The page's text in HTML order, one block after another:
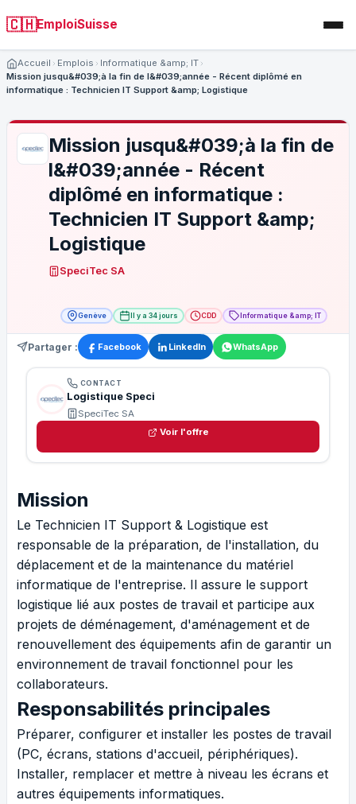
🇨🇭EmploiSuisse
Accueil Emplois
Informatique &amp; IT
Mission jusqu&#039;à la fin de l&#039;année - Récent diplômé en
informatique : Technicien IT Support &amp; Logistique
Mission jusqu&#039;à la fin de
l&#039;année - Récent
diplômé en informatique :
Technicien IT Support &amp;
Logistique
SpeciTec SA
Genève Il y a 34 jours CDD Informatique &amp; IT
Partager : Facebook LinkedIn WhatsApp
CONTACT
Logistique Speci
SpeciTec SA
Voir l'offre
Mission
Le Technicien IT Support & Logistique est
responsable de la préparation, de l'installation, du
déplacement et de la maintenance du matériel
informatique de l'entreprise. Il assure le support
logistique lié aux postes de travail et participe aux
projets de déménagement, d'aménagement et de
renouvellement des équipements afin de garantir un
environnement de travail fonctionnel pour les
collaborateurs.
Responsabilités principales
Préparer, configurer et installer les postes de travail
(PC, écrans, stations d'accueil, périphériques).
Installer, remplacer et mettre à niveau les écrans et
autres équipements informatiques.